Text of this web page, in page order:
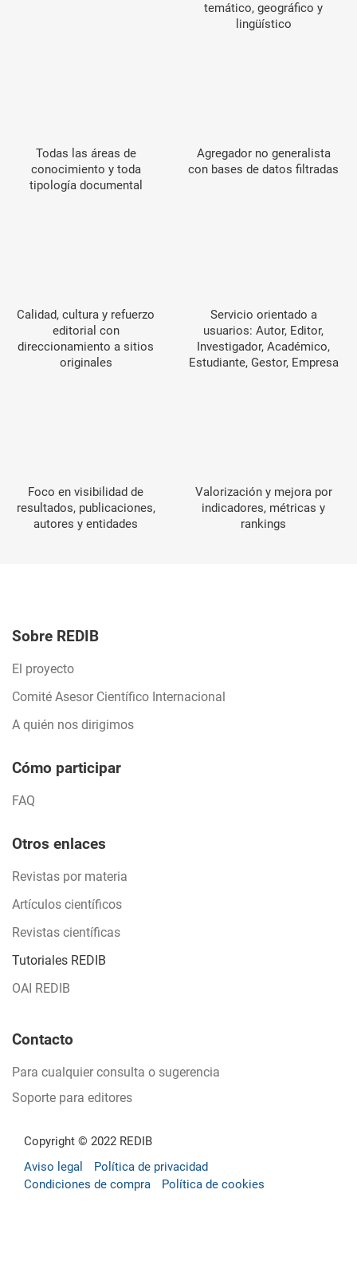
temático, geográfico y
lingüístico
Todas las áreas de
conocimiento y toda
tipología documental
Agregador no generalista
con bases de datos filtradas
Calidad, cultura y refuerzo
editorial con
direccionamiento a sitios
originales
Servicio orientado a
usuarios: Autor, Editor,
Investigador, Académico,
Estudiante, Gestor, Empresa
Foco en visibilidad de
resultados, publicaciones,
autores y entidades
Valorización y mejora por
indicadores, métricas y
rankings
Sobre REDIB
El proyecto
Comité Asesor Científico Internacional
A quién nos dirigimos
Cómo participar
FAQ
Otros enlaces
Revistas por materia
Artículos científicos
Revistas científicas
Tutoriales REDIB
OAI REDIB
Contacto
Para cualquier consulta o sugerencia
Soporte para editores
Copyright © 2022 REDIB
Aviso legal
Política de privacidad
Condiciones de compra
Política de cookies